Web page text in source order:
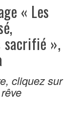
« Les
sacrifié »,
cliquez sur